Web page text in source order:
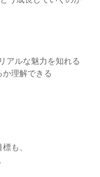
アルな魅力を知れる
か理解できる
も、